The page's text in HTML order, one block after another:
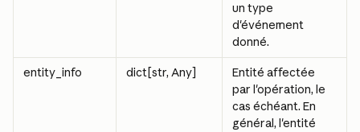
un type
d'événement
donné.
entity_info dict[str, Any]
Entité affectée
par l'opération, le
cas échéant. En
général, l'entité